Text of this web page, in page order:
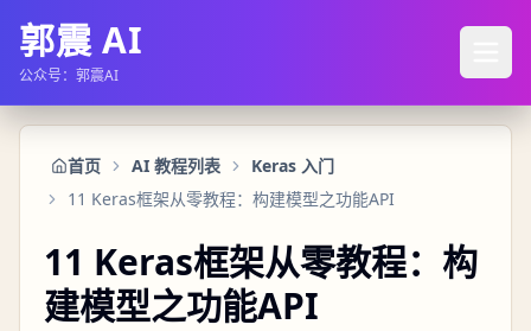
郭震 AI
公众号：郭震AI
首页 AI 教程列表
Keras 入门
11 Keras框架从零教程：构建模型之功能API
11 Keras框架从零教程：构
建模型之功能API